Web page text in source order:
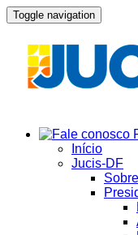
Toggle navigation
Início
Jucis-DF
Sobre